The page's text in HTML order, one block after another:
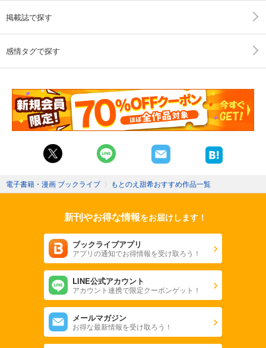
掲載誌で探す
感情タグで探す
電子書籍・漫画 ブックライブ 〉 もとのえ甜希おすすめ作品一覧
新刊やお得な情報をお届けします！
ブックライブアプリ
アプリの通知でお得情報を受け取ろう！
LINE公式アカウント
アカウント連携で限定クーポンゲット！
メールマガジン
お得な最新情報を受け取ろう！